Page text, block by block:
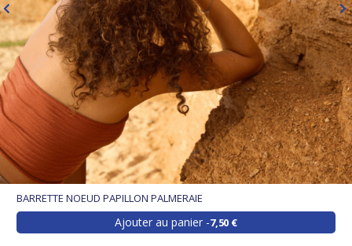
BARRETTE NOEUD PAPILLON PALMERAIE
Ajouter au panier 7,50 €